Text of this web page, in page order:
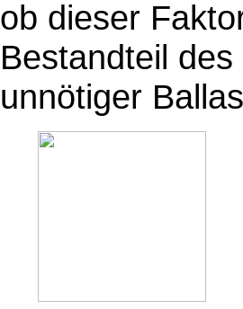
ob dieser
Bestandteil
unnötiger